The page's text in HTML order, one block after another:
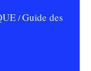
/Guide des